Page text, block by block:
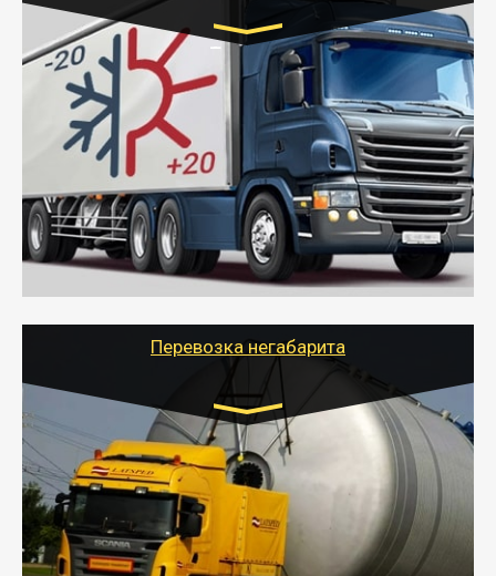
Транспорт:
Газель (1,5 и 3 тонны), Бычок, Еврофура от 5 до
10 тонн
от 6000 руб.
- Рефрижераторные перевозки грузов с
соблюдением температурного режима, работающим
термописцем, санитарной обработкой кузова и мед.
книжкой у водителя.
- Тайгер Логистик поможет быстро перевезти
скоропортящиеся продукты в любой город России с
Перевозка негабарита
Цена за км. Рассчитывается
индивидуально
- Перевозка техники и негабаритных грузов
осуществляется после получения разрешения на
перевозку (обычно 7-14 дней).